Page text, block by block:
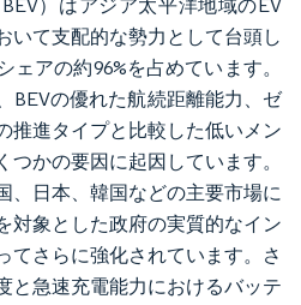
）はアジア太平洋地域のEV
いて支配的な勢力として台頭し
ェアの約96%を占めています。
BEVの優れた航続距離能力、ゼ
推進タイプと比較した低いメン
かの要因に起因しています。
、日本、韓国などの主要市場に
対象とした政府の実質的なイン
てさらに強化されています。さ
と急速充電能力におけるバッテ